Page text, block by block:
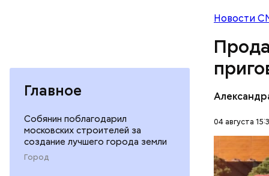
Главное
Собянин поблагодарил
московских строителей за
создание лучшего города земли
Город
Новости
04 августа
В мае
Гусейна
Фото:
которая
дней